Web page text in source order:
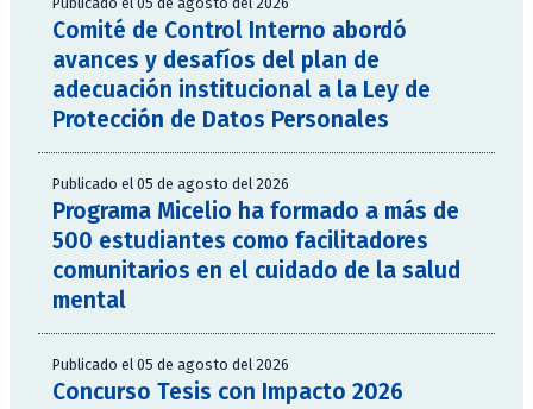
Comité de Control Interno abordó
avances y desafíos del plan de
adecuación institucional a la Ley de
Protección de Datos Personales
Publicado el 05 de agosto del 2026
Programa Micelio ha formado a más de
500 estudiantes como facilitadores
comunitarios en el cuidado de la salud
mental
Publicado el 05 de agosto del 2026
Concurso Tesis con Impacto 2026